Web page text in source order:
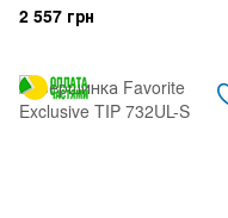
2 557 грн